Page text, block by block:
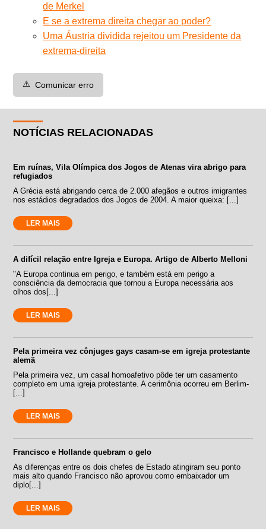
de Merkel
E se a extrema direita chegar ao poder?
Uma Áustria dividida rejeitou um Presidente da
extrema-direita
⚠️ Comunicar erro
NOTÍCIAS RELACIONADAS
Em ruínas, Vila Olímpica dos Jogos de Atenas vira abrigo para
refugiados
A Grécia está abrigando cerca de 2.000 afegãos e outros imigrantes
nos estádios degradados dos Jogos de 2004. A maior queixa: [...]
LER MAIS
A difícil relação entre Igreja e Europa. Artigo de Alberto Melloni
"A Europa continua em perigo, e também está em perigo a
consciência da democracia que tornou a Europa necessária aos
olhos dos[...]
LER MAIS
Pela primeira vez cônjuges gays casam-se em igreja protestante
alemã
Pela primeira vez, um casal homoafetivo pôde ter um casamento
completo em uma igreja protestante. A cerimônia ocorreu em Berlim-
[...]
LER MAIS
Francisco e Hollande quebram o gelo
As diferenças entre os dois chefes de Estado atingiram seu ponto
mais alto quando Francisco não aprovou como embaixador um
diplo[...]
LER MAIS